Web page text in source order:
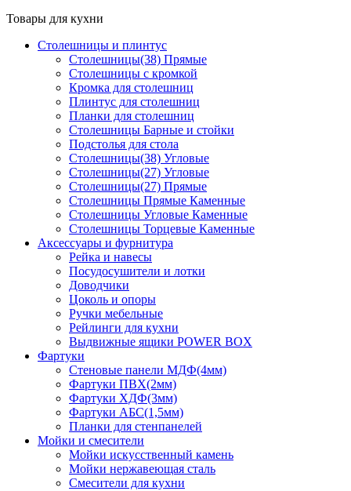
Товары для кухни
Столешницы и плинтус
Столешницы(38) Прямые
Столешницы с кромкой
Кромка для столешниц
Плинтус для столешниц
Планки для столешниц
Столешницы Барные и стойки
Подстолья для стола
Столешницы(38) Угловые
Столешницы(27) Угловые
Столешницы(27) Прямые
Столешницы Прямые Каменные
Столешницы Угловые Каменные
Столешницы Торцевые Каменные
Аксессуары и фурнитура
Рейка и навесы
Посудосушители и лотки
Доводчики
Цоколь и опоры
Ручки мебельные
Рейлинги для кухни
Выдвижные ящики POWER BOX
Фартуки
Стеновые панели МДФ(4мм)
Фартуки ПВХ(2мм)
Фартуки ХДФ(3мм)
Фартуки АБС(1,5мм)
Планки для стенпанелей
Мойки и смесители
Мойки искусственный камень
Мойки нержавеющая сталь
Смесители для кухни